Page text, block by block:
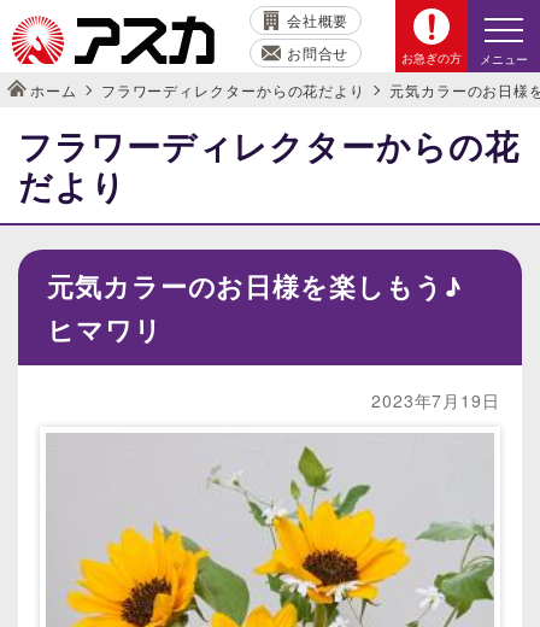
会社概要
お問合せ
お急ぎの方 メニュー
ホーム フラワーディレクターからの花だより 元気カラーのお日様
フラワーディレクターからの花
だより
元気カラーのお日様を楽しもう♪
ヒマワリ
2023年7月19日